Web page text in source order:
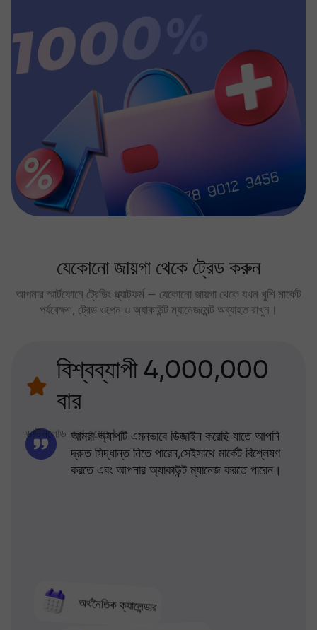
যেকোনো জায়গা থেকে ট্রেড করুন
আপনার স্মার্টফোনে ট্রেডিং প্ল্যাটফর্ম — যেকোনো জায়গা থেকে যখন খুশি মার্কেট
পর্যবেক্ষণ, ট্রেড ওপেন ও অ্যাকাউন্ট ম্যানেজমেন্ট অব্যাহত রাখুন।
বিশ্বব্যাপী 4,000,000
বার
ডাউনলোড করা হয়েছে!
অর্থনৈতিক ক্যালেন্ডার
আমরা অ্যাপটি এমনভাবে ডিজাইন করেছি যাতে আপনি
দ্রুত সিদ্ধান্ত নিতে পারেন,সেইসাথে মার্কেট বিশ্লেষণ
করতে এবং আপনার অ্যাকাউন্ট ম্যানেজ করতে পারেন।